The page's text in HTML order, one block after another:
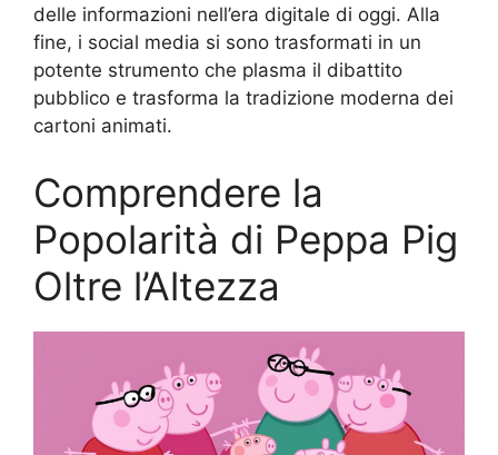
delle informazioni nell’era digitale di oggi. Alla
fine, i social media si sono trasformati in un
potente strumento che plasma il dibattito
pubblico e trasforma la tradizione moderna dei
cartoni animati.
Comprendere la
Popolarità di Peppa Pig
Oltre l’Altezza